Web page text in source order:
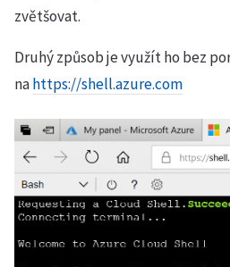
zvětšovat.
Druhý způsob je využít ho bez
nahttps://shell.azure.com